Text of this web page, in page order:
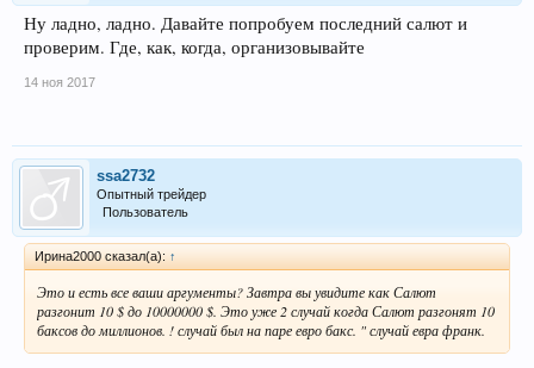
Ну ладно, ладно. Давайте попробуем последний салют и
проверим. Где, как, когда, организовывайте
14 ноя 2017
ssa2732
Опытный трейдер
Пользователь
Ирина2000 сказал(а): ↑
Это и есть все ваши аргументы? Завтра вы увидите как Салют
разгонит 10 $ до 10000000 $. Это уже 2 случай когда Салют разгонят 10
баксов до миллионов. ! случай был на паре евро бакс. " случай евра франк.